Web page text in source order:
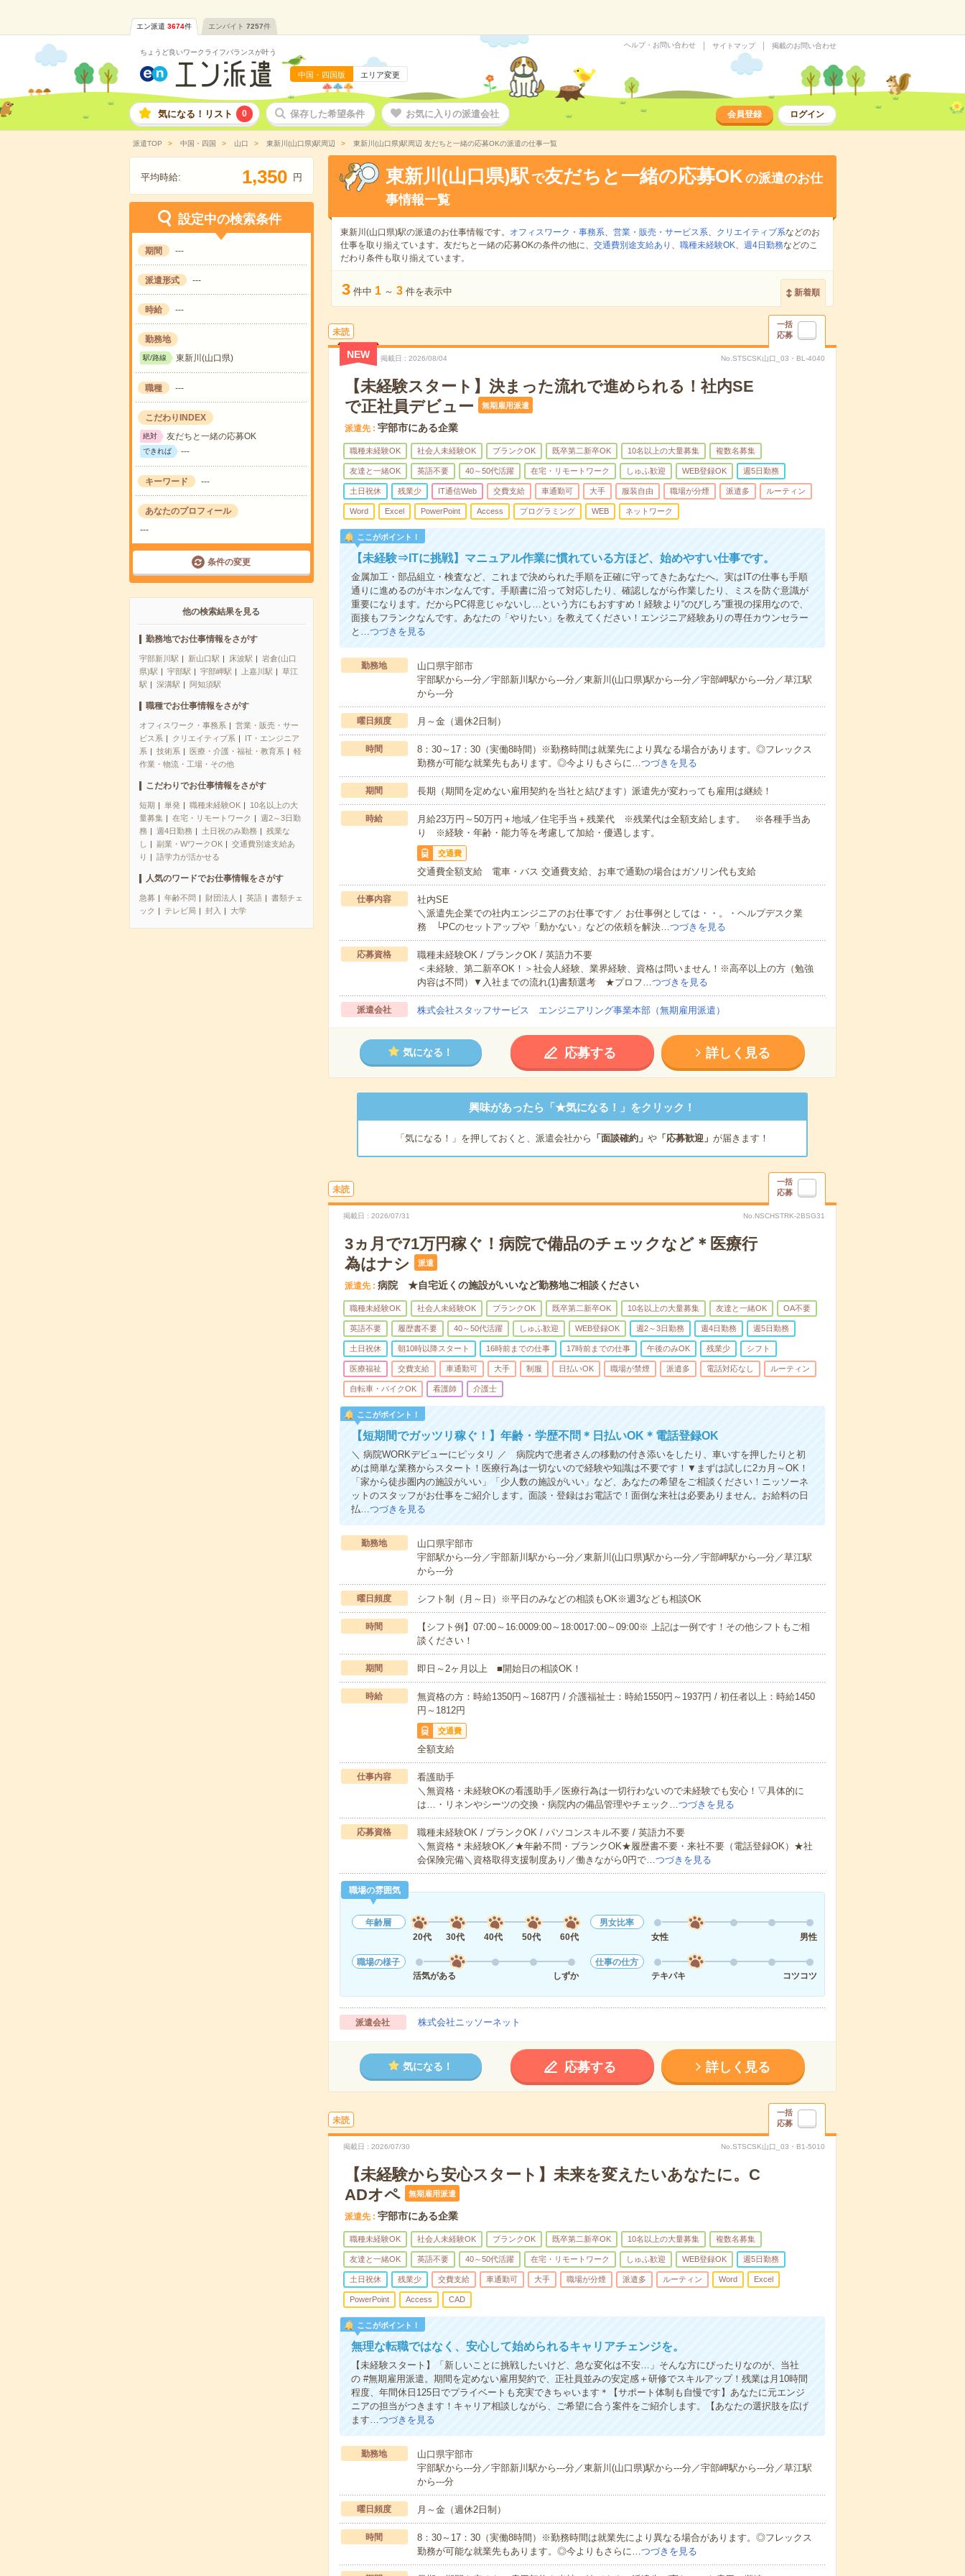
エン派遣 3674件 エンバイト 7257件
ちょうど良いワークライフバランスが叶う
中国・四国版 エリア変更
ヘルプ・お問い合わせ サイトマップ 掲載のお問い合わせ
気になる！リスト 0 保存した希望条件 お気に入りの派遣会社 会員登録 ログイン
派遣TOP 中国・四国 山口 東新川(山口県)駅周辺 東新川(山口県)駅周辺 友だちと一緒の応募OKの派遣の仕事一覧
平均時給: 1,350 円
設定中の検索条件
期間 ---
派遣形式 ---
時給 ---
勤務地
駅/路線 東新川(山口県)
職種 ---
こだわりINDEX
絶対 友だちと一緒の応募OK
できれば ---
キーワード ---
あなたのプロフィール
---
条件の変更
他の検索結果を見る
勤務地でお仕事情報をさがす
宇部新川駅 新山口駅 床波駅
岩倉(山口
県)駅
宇部駅 宇部岬駅 上嘉川駅
草江
駅
深溝駅 阿知須駅
職種でお仕事情報をさがす
オフィスワーク・事務系
営業・販売・サー
ビス系
クリエイティブ系
IT・エンジニア
系
技術系 医療・介護・福祉・教育系
軽
作業・物流・工場・その他
こだわりでお仕事情報をさがす
短期 単発 職種未経験OK
10名以上の大
量募集
在宅・リモートワーク
週2～3日勤
務
週4日勤務 土日祝のみ勤務
残業な
し
副業・WワークOK
交通費別途支給あ
り
語学力が活かせる
人気のワードでお仕事情報をさがす
急募 年齢不問 財団法人 英語
書類チェ
ック
テレビ局 封入 大学
東新川(山口県)駅 で友だちと一緒の応募OKの派遣のお仕
事情報一覧
東新川(山口県)駅の派遣のお仕事情報です。 オフィスワーク・事務系、 営業・販売・サービス系、 クリエイティブ系などのお
仕事を取り揃えています。友だちと一緒の応募OKの条件の他に、 交通費別途支給あり 、 職種未経験OK、 週4日勤務などのこ
だわり条件も取り揃えています。
3 件中 1 ～ 3 件を表示中 新着順
未読
一括
応募
NEW 掲載日 2026/08/04 No.STSCSK山口_03・BL-4040
【未経験スタート】決まった流れで進められる！社内SE
で正社員デビュー
無期雇用派遣
派遣先 宇部市にある企業
職種未経験OK 社会人未経験OK ブランクOK 既卒第二新卒OK 10名以上の大量募集 複数名募集
友達と一緒OK 英語不要 40～50代活躍 在宅・リモートワーク しゅふ歓迎 WEB登録OK 週5日勤務
土日祝休 残業少 IT通信Web 交費支給 車通勤可 大手 服装自由 職場が分煙 派遣多 ルーティン
Word Excel PowerPoint Access プログラミング WEB ネットワーク
ここがポイント！
【未経験⇒ITに挑戦】マニュアル作業に慣れている方ほど、始めやすい仕事です。
金属加工・部品組立・検査など、これまで決められた手順を正確に守ってきたあなたへ。実はITの仕事も手順
通りに進めるのがキホンなんです。手順書に沿って対応したり、確認しながら作業したり、ミスを防ぐ意識が
重要になります。だからPC得意じゃないし…という方にもおすすめ！経験より“のびしろ”重視の採用なので、
面接もフランクなんです。あなたの「やりたい」を教えてください！エンジニア経験ありの専任カウンセラー
と…つづきを見る
勤務地
山口県宇部市
宇部駅から---分／宇部新川駅から---分／東新川(山口県)駅から---分／宇部岬駅から---分／草江駅
から---分
曜日頻度 月～金（週休2日制）
時間
8：30～17：30（実働8時間）※勤務時間は就業先により異なる場合があります。◎フレックス
勤務が可能な就業先もあります。◎今よりもさらに…つづきを見る
期間 長期（期間を定めない雇用契約を当社と結びます）派遣先が変わっても雇用は継続！
時給
月給23万円～50万円＋地域／住宅手当＋残業代 ※残業代は全額支給します。 ※各種手当あ
り ※経験・年齢・能力等を考慮して加給・優遇します。
交通費
交通費全額支給 電車・バス 交通費支給、お車で通勤の場合はガソリン代も支給
仕事内容
社内SE
＼派遣先企業での社内エンジニアのお仕事です／ お仕事例としては・・。・ヘルプデスク業
務 └PCのセットアップや「動かない」などの依頼を解決…つづきを見る
応募資格
職種未経験OK / ブランクOK / 英語力不要
＜未経験、第二新卒OK！＞社会人経験、業界経験、資格は問いません！※高卒以上の方（勉強
内容は不問）▼入社までの流れ(1)書類選考 ★プロフ…つづきを見る
派遣会社 株式会社スタッフサービス エンジニアリング事業本部（無期雇用派遣）
気になる！ 応募する 詳しく見る
興味があったら「★気になる！」をクリック！
「気になる！」を押しておくと、派遣会社から 「面談確約」 や「応募歓迎」 が届きます！
未読
一括
応募
掲載日 2026/07/31 No.NSCHSTRK-2BSG31
3ヵ月で71万円稼ぐ！病院で備品のチェックなど＊医療行
為はナシ
派遣
派遣先 病院 ★自宅近くの施設がいいなど勤務地ご相談ください
職種未経験OK 社会人未経験OK ブランクOK 既卒第二新卒OK 10名以上の大量募集 友達と一緒OK OA不要
英語不要 履歴書不要 40～50代活躍 しゅふ歓迎 WEB登録OK 週2～3日勤務 週4日勤務 週5日勤務
土日祝休 朝10時以降スタート 16時前までの仕事 17時前までの仕事 午後のみOK 残業少 シフト
医療福祉 交費支給 車通勤可 大手 制服 日払いOK 職場が禁煙 派遣多 電話対応なし ルーティン
自転車・バイクOK 看護師 介護士
ここがポイント！
【短期間でガッツリ稼ぐ！】年齢・学歴不問＊日払いOK＊電話登録OK
＼ 病院WORKデビューにピッタリ ／ 病院内で患者さんの移動の付き添いをしたり、車いすを押したりと初
めは簡単な業務からスタート！医療行為は一切ないので経験や知識は不要です！▼まずは試しに2カ月～OK！
「家から徒歩圏内の施設がいい」「少人数の施設がいい」など、あなたの希望をご相談ください！ニッソーネ
ットのスタッフがお仕事をご紹介します。面談・登録はお電話で！面倒な来社は必要ありません。お給料の日
払…つづきを見る
勤務地
山口県宇部市
宇部駅から---分／宇部新川駅から---分／東新川(山口県)駅から---分／宇部岬駅から---分／草江駅
から---分
曜日頻度 シフト制（月～日）※平日のみなどの相談もOK※週3なども相談OK
時間
【シフト例】07:00～16:0009:00～18:0017:00～09:00※ 上記は一例です！その他シフトもご相
談ください！
期間 即日～2ヶ月以上 ■開始日の相談OK！
時給
無資格の方：時給1350円～1687円 / 介護福祉士：時給1550円～1937円 / 初任者以上：時給1450
円～1812円
交通費
全額支給
仕事内容
看護助手
＼無資格・未経験OKの看護助手／医療行為は一切行わないので未経験でも安心！▽具体的に
は…・リネンやシーツの交換・病院内の備品管理やチェック…つづきを見る
応募資格
職種未経験OK / ブランクOK / パソコンスキル不要 / 英語力不要
＼無資格＊未経験OK／★年齢不問・ブランクOK★履歴書不要・来社不要（電話登録OK）★社
会保険完備＼資格取得支援制度あり／働きながら0円で…つづきを見る
職場の雰囲気
年齢層
20代
30代 40代 50代 60代
男女比率
女性
男性
職場の様子
活気がある
しずか
仕事の仕方
テキパキ
コツコツ
派遣会社 株式会社ニッソーネット
気になる！ 応募する 詳しく見る
未読
一括
応募
掲載日 2026/07/30 No.STSCSK山口_03・B1-5010
【未経験から安心スタート】未来を変えたいあなたに。C
ADオペ
無期雇用派遣
派遣先 宇部市にある企業
職種未経験OK 社会人未経験OK ブランクOK 既卒第二新卒OK 10名以上の大量募集 複数名募集
友達と一緒OK 英語不要 40～50代活躍 在宅・リモートワーク しゅふ歓迎 WEB登録OK 週5日勤務
土日祝休 残業少 交費支給 車通勤可 大手 職場が分煙 派遣多 ルーティン Word Excel
PowerPoint Access CAD
ここがポイント！
無理な転職ではなく、安心して始められるキャリアチェンジを。
【未経験スタート】「新しいことに挑戦したいけど、急な変化は不安…」そんな方にぴったりなのが、当社
の #無期雇用派遣。期間を定めない雇用契約で、正社員並みの安定感＋研修でスキルアップ！残業は月10時間
程度、年間休日125日でプライベートも充実できちゃいます＊【サポート体制も自慢です】あなたに元エンジ
ニアの担当がつきます！キャリア相談しながら、ご希望に合う案件をご紹介します。【あなたの選択肢を広げ
ます…つづきを見る
勤務地
山口県宇部市
宇部駅から---分／宇部新川駅から---分／東新川(山口県)駅から---分／宇部岬駅から---分／草江駅
から---分
曜日頻度 月～金（週休2日制）
時間
8：30～17：30（実働8時間）※勤務時間は就業先により異なる場合があります。◎フレックス
勤務が可能な就業先もあります。◎今よりもさらに…つづきを見る